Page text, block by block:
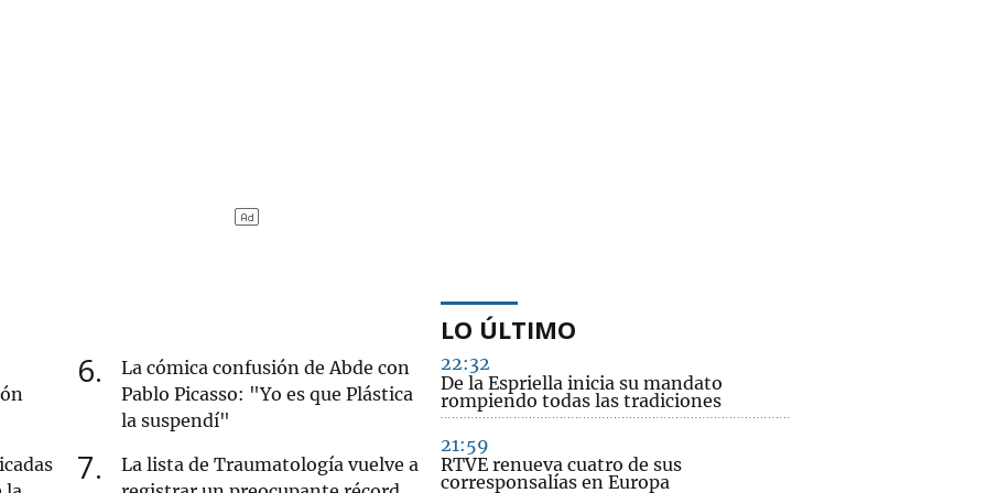
6
La cómica confusión de Abde con
Pablo Picasso: "Yo es que Plástica
la suspendí"
7
La lista de Traumatología vuelve a
LO ÚLTIMO
22:32
De la Espriella inicia su mandato
rompiendo todas las tradiciones
21:59
RTVE renueva cuatro de sus
corresponsalías en Europa